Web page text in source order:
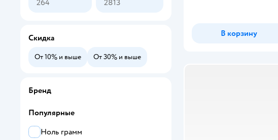
В корзину
Скидка
От 10% и выше От 30% и выше
Бренд
Популярные
Ноль грамм